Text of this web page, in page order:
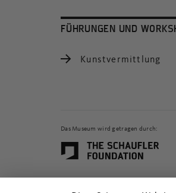
FÜHRUNGEN UND
Kunstvermittlung
Das Museum wird getragen durch: